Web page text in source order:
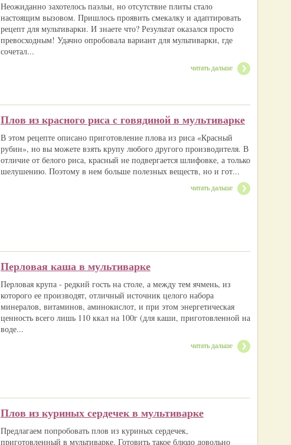
Неожиданно захотелось паэльи, но отсутствие плиты стало
настоящим вызовом. Пришлось проявить смекалку и адаптировать
рецепт для мультиварки. И знаете что? Результат оказался просто
превосходным! Удачно опробовала вариант для мультиварки, где
сочетал...
читать дальше
Плов из красного риса с говядиной в мультиварке
В этом рецепте описано приготовление плова из риса «Красный
рубин», но вы можете взять крупу любого другого производителя. В
отличие от белого риса, красный не подвергается шлифовке, а только
шелушению. Поэтому в нем больше полезных веществ, но и гот...
читать дальше
Перловая каша в мультиварке
Перловая крупа - редкий гость на столе, а между тем ячмень, из
которого ее производят, отличный источник целого набора
минералов, витаминов, аминокислот, и при этом энергетическая
ценность всего лишь 110 ккал на 100г (для каши, приготовленной на
воде...
читать дальше
Плов из куриных сердечек в мультиварке
Предлагаем попробовать плов из куриных сердечек,
приготовленный в мультиварке. Готовить такое блюдо довольно